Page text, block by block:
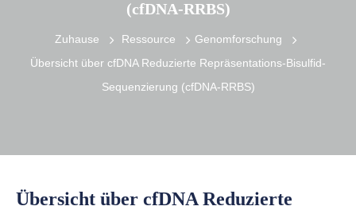
(cfDNA-RRBS)
Zuhause Ressource
Genomforschung
Übersicht über cfDNA Reduzierte Repräsentations-Bisulfid-
Sequenzierung (cfDNA-RRBS)
Übersicht über cfDNA Reduzierte